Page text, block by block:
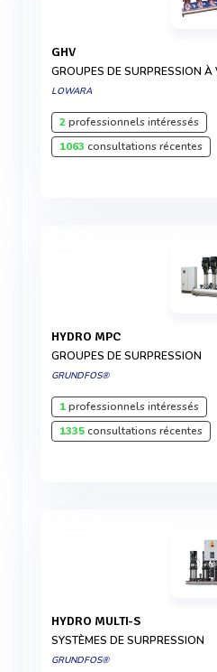
GHV
GROUPES DE SURPRESSION À
LOWARA
2professionnels intéressés
1063 consultations récentes
HYDRO MPC
GROUPES DE SURPRESSION
GRUNDFOS®
1professionnels intéressés
1335consultations récentes
HYDRO MULTI-S
SYSTÈMES DE SURPRESSION
GRUNDFOS®